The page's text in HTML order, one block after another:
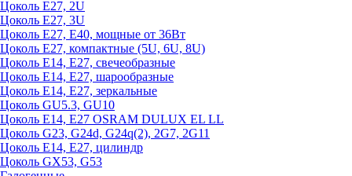
Цоколь Е27, 2U
Цоколь Е27, 3U
Цоколь Е27, Е40, мощные от 36Вт
Цоколь Е27, компактные (5U, 6U, 8U)
Цоколь Е14, Е27, свечеобразные
Цоколь Е14, Е27, шарообразные
Цоколь Е14, Е27, зеркальные
Цоколь GU5.3, GU10
Цоколь Е14, Е27 OSRAM DULUX EL LL
Цоколь G23, G24d, G24q(2), 2G7, 2G11
Цоколь Е14, Е27, цилиндр
Цоколь GX53, G53